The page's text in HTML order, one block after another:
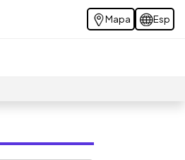
Mapa Esp